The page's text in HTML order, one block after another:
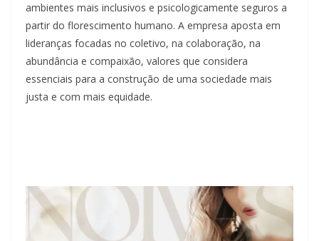
ambientes mais inclusivos e psicologicamente seguros a
partir do florescimento humano. A empresa aposta em
lideranças focadas no coletivo, na colaboração, na
abundância e compaixão, valores que considera
essenciais para a construção de uma sociedade mais
justa e com mais equidade.